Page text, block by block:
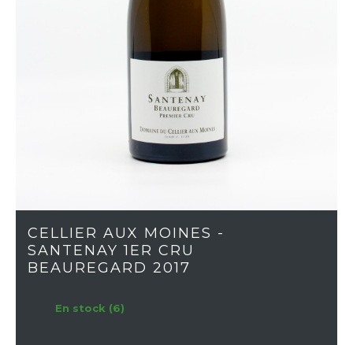
CELLIER AUX MOINES -
SANTENAY 1ER CRU
BEAUREGARD 2017
En stock (6)